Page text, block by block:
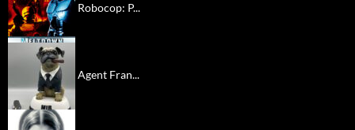
Robocop: P...
Agent Fran...